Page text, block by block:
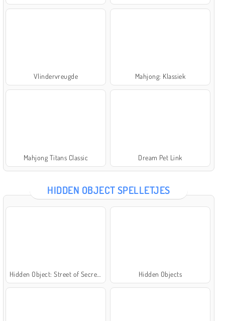
Vlindervreugde Mahjong: Klassiek
Mahjong Titans Classic Dream Pet Link
HIDDEN OBJECT SPELLETJES
Hidden Objects